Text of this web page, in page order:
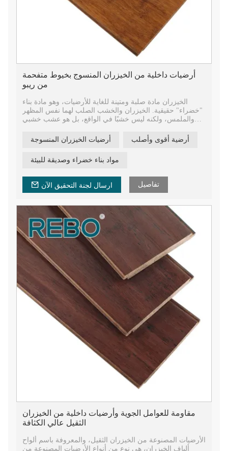
أرضيات داخلية من الخيزران المنسوج بخيوط متفحمة
من ريبو
الخيزران مادة صلبة ومتينة للغاية للأرضيات، وهو مادة بناء
"خضراء" حقيقية. الخيزران والخشب الصلب لهما نفس المظهر
والملمس، ولكنه ليس خشبًا في الواقع، بل هو عشب خشبي
لقد حظي الخيزران باهتمام كبير لكونه مادة بناء صديقة للبيئة.
في بناء المنازل والمباني المكتبية.
تتمتع أرضيات الخيزران بالعديد من الفوائد العملية، فهي أكثر
أرضيات الخيزران المنسوجة أرضية أقوى وأصلب
مواد بناء خضراء وصديقة للبيئة
ارسال لجنة التحقيق الآن تفاصيل
مقاومة للعوامل الجوية وأرضيات داخلية من الخيزران
الثقيل عالي الكثافة
الأرضيات المصنوعة من الخيزران الثقيل، والمعروفة باسم ألواح
ألياف الخيزران، هي نوع من أنواع الأرضيات المصنوعة من